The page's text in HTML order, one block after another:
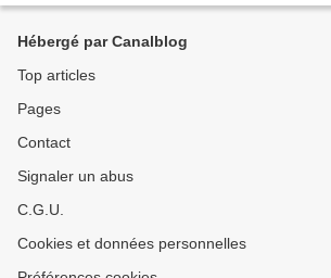
Hébergé par Canalblog
Top articles
Pages
Contact
Signaler un abus
C.G.U.
Cookies et données personnelles